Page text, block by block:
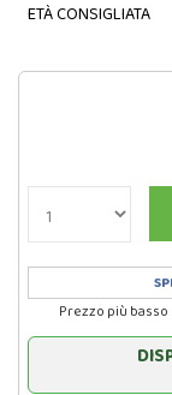
ETÀ CONSIGLIATA
Prezzo più